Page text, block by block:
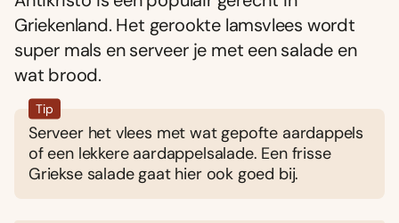
Griekenland. Het gerookte lamsvlees wordt
super mals en serveer je met een salade en
wat brood.
Tip
Serveer het vlees met wat gepofte aardappels
of een lekkere aardappelsalade. Een frisse
Griekse salade gaat hier ook goed bij.